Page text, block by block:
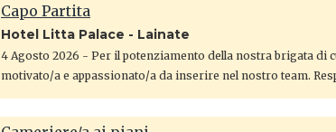
Capo Partita
Hotel Litta Palace - Lainate
4 Agosto 2026 - Per il potenziamento della nostra brigata di
motivato/a e appassionato/a da inserire nel nostro team.